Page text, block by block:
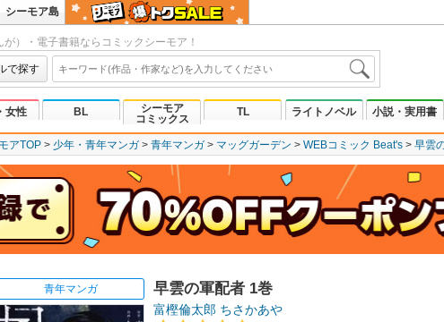
シーモア島
が）・電子書籍ならコミックシーモア！
で探す
女性 BL
シーモア
コミックス
TL ライトノベル 小説・実用書
アTOP 少年・青年マンガ 青年マンガ マッグガーデン WEBコミック Beat's 早雲
青年マンガ 早雲の軍配者 1巻
富樫倫太郎 ちさかあや